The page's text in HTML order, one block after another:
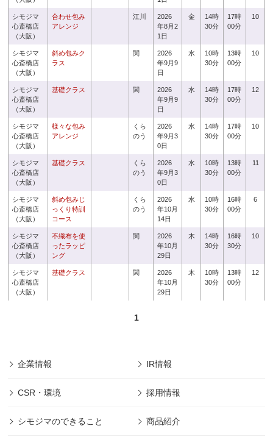
シモジマ
心斎橋店
（大阪）
合わせ包み
アレンジ
江川
2026
年8月2
1日
金
14時
30分
17時
00分
10
シモジマ
心斎橋店
（大阪）
斜め包みク
ラス
関
2026
年9月9
日
水
10時
30分
13時
00分
10
シモジマ
心斎橋店
（大阪）
基礎クラス 関
2026
年9月9
日
水
14時
30分
17時
00分
12
シモジマ
心斎橋店
（大阪）
様々な包み
アレンジ
くら
のう
2026
年9月3
0日
水
14時
30分
17時
00分
10
シモジマ
心斎橋店
（大阪）
基礎クラス
くら
のう
2026
年9月3
0日
水
10時
30分
13時
00分
11
シモジマ
心斎橋店
（大阪）
斜め包みじ
っくり特訓
コース
くら
のう
2026
年10月
14日
水
10時
30分
16時
00分
6
シモジマ
心斎橋店
（大阪）
不織布を使
ったラッピ
ング
関
2026
年10月
29日
木
14時
30分
16時
30分
10
シモジマ
心斎橋店
（大阪）
基礎クラス 関
2026
年10月
29日
木
10時
30分
13時
00分
12
1
企業情報 IR情報
CSR・環境 採用情報
シモジマのできること 商品紹介